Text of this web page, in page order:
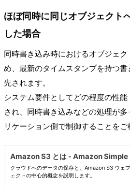
ほぼ同時に同じオブジェクト
した場合
同時書き込み時におけるオブジェ
め、最新のタイムスタンプを持つ
先されます。
システム要件としてどの程度の性
され、同時書き込みなどの処理が
リケーション側で制御することをご